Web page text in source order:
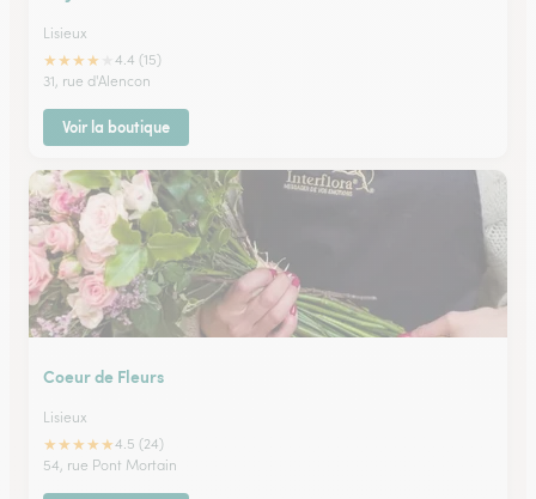
Lisieux
★★★★
4.4 (15)
31, rue d'Alencon
Voir la boutique
Coeur de Fleurs
Lisieux
★★★★★4.5 (24)
54, rue Pont Mortain